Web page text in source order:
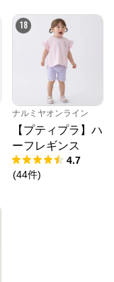
18
ナルミヤオンライン
【プティプラ】ハ
ーフレギンス
4.7
(44件)